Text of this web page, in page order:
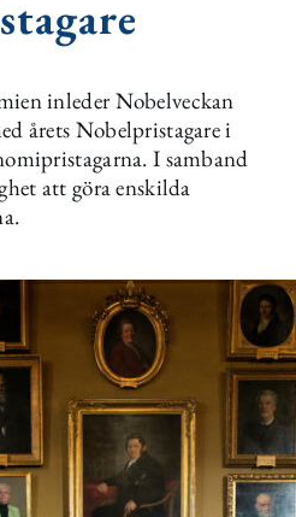
inleder Nobelveckan
årets Nobelpristagare i
I samband
att göra enskilda